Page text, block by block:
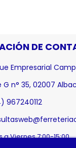
DE
Empresarial
G n° 35, 02007
967240112
a Viernes 7:00-15:00